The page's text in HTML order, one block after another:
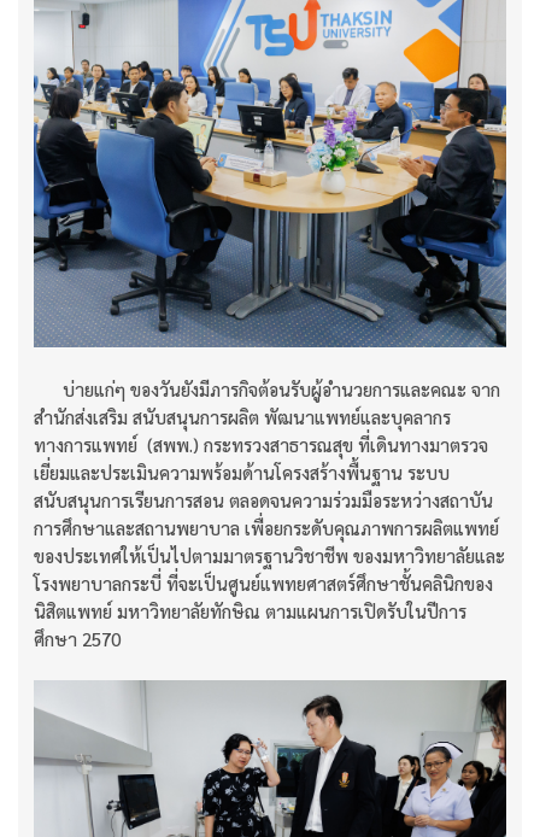
บ่ายแก่ๆ ของวันยังมีภารกิจต้อนรับผู้อำนวยการและคณะ จาก
สำนักส่งเสริม สนับสนุนการผลิต พัฒนาแพทย์และบุคลากร
ทางการแพทย์ (สพพ.) กระทรวงสาธารณสุข ที่เดินทางมาตรวจ
เยี่ยมและประเมินความพร้อมด้านโครงสร้างพื้นฐาน ระบบ
สนับสนุนการเรียนการสอน ตลอดจนความร่วมมือระหว่างสถาบัน
การศึกษาและสถานพยาบาล เพื่อยกระดับคุณภาพการผลิตแพทย์
ของประเทศให้เป็นไปตามมาตรฐานวิชาชีพ ของมหาวิทยาลัยและ
โรงพยาบาลกระบี่ ที่จะเป็นศูนย์แพทยศาสตร์ศึกษาชั้นคลินิกของ
นิสิตแพทย์ มหาวิทยาลัยทักษิณ ตามแผนการเปิดรับในปีการ
ศึกษา 2570